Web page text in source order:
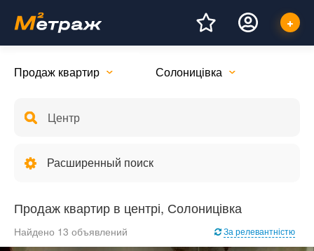
Продаж квартир Солоницівка
Расширенный поиск
Продаж квартир в центрі, Солоницівка
Найдено 13 объявлений За релевантністю